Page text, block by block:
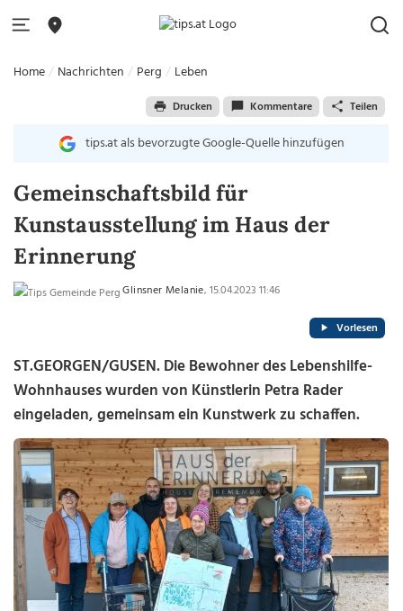
Home Nachrichten Perg Leben
Drucken Kommentare Teilen
tips.at als bevorzugte Google-Quelle hinzufügen
Gemeinschaftsbild für
Kunstausstellung im Haus der
Erinnerung
Glinsner Melanie, 15.04.2023 11:46
Vorlesen
ST.GEORGEN/GUSEN. Die Bewohner des Lebenshilfe-
Wohnhauses wurden von Künstlerin Petra Rader
eingeladen, gemeinsam ein Kunstwerk zu schaffen.